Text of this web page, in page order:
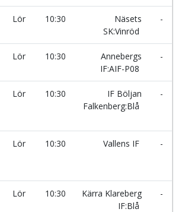
Lör 10:30
Näsets
SK:Vinröd
-
Lör 10:30
Annebergs
IF:AIF-P08
-
Lör 10:30
IF Böljan
Falkenberg:Blå
-
Lör 10:30 Vallens IF -
Lör 10:30
Kärra Klareberg
IF:Blå
-